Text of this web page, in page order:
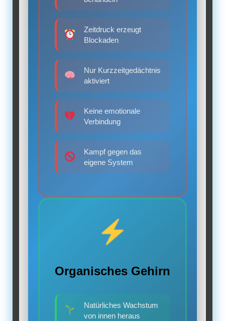
Zeitdruck erzeugt
Blockaden
Nur Kurzzeitgedächtnis
aktiviert
Keine emotionale
Verbindung
Kampf gegen das
eigene System
Organisches Gehirn
Natürliches Wachstum
von innen heraus